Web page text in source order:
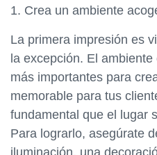
1. Crea un ambiente
La primera impresión es
la excepción. El
más importantes para
memorable para tus
fundamental que el lugar
Para lograrlo, asegúrate
iluminación, una